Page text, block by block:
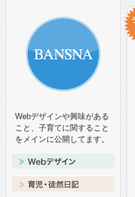
Webデザインや興味がある
こと、子育てに関すること
をメインに公開してます。